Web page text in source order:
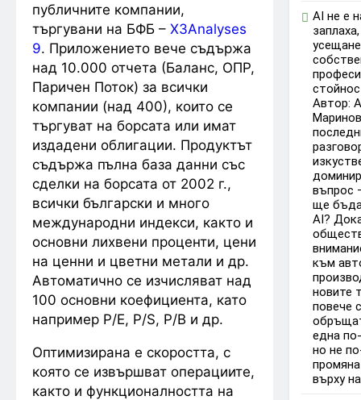
публичните компании,
търгувани на БФБ – X3Analyses
9. Приложението вече съдържа
над 10.000 отчета (Баланс, ОПР,
Паричен Поток) за всички
компании (над 400), които се
търгуват на борсата или имат
издадени облигации. Продуктът
съдържа пълна база данни със
сделки на борсата от 2002 г.,
всички български и много
международни индекси, както и
основни лихвени проценти, цени
на ценни и цветни метали и др.
Автоматично се изчисляват над
100 основни коефициента, като
например P/E, P/S, P/B и др.
Оптимизирана е скоростта, с
която се извършват операциите,
както и функционалността на
AI не е
стойнос
Автор:
въпрос
ще
AI?
към
новите
повече
една
но не
върху